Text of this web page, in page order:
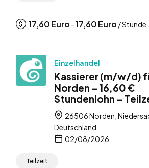
17,60Euro -17,60Euro / Stunde
Einzelhandel
Kassierer (m/w/d)
Norden – 16,60 €
Stundenlohn –
26506 Norden,
Deutschland
02/08/2026
Teilzeit